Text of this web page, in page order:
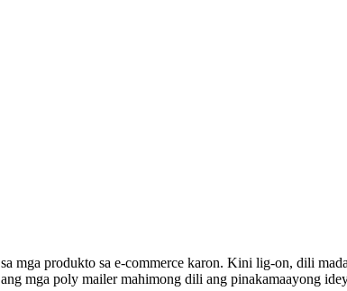
mga produkto sa e-commerce karon. Kini lig-on, dili
mga poly mailer mahimong dili ang pinakamaayong